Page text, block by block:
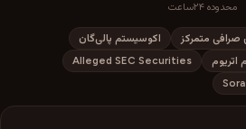
محدوده ۲۴ساعت
صرافی متمرکز
اکوسیستم پالی‌گان
اتریوم
Alleged SEC Securities